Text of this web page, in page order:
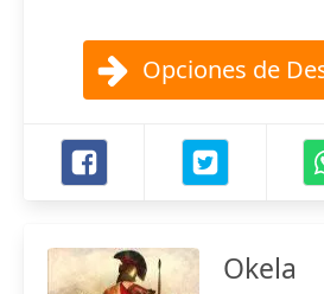
Opciones de
Okela